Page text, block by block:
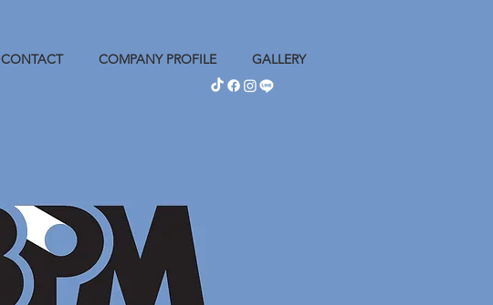
CONTACT COMPANY PROFILE GALLERY